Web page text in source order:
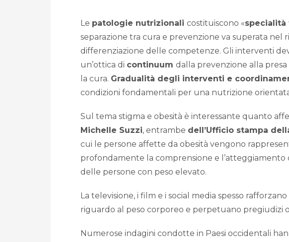
Le patologie nutrizionali costituiscono «specialità
separazione tra cura e prevenzione va superata nel
differenziazione delle competenze. Gli interventi
un’ottica di continuum dalla prevenzione alla presa
la cura. Gradualità degli interventi e
condizioni fondamentali per una nutrizione
Sul tema stigma e obesità è interessante quanto
Michelle Suzzi, entrambe dell’Ufficio stampa
cui le persone affette da obesità vengono
profondamente la comprensione e
delle persone con peso elevato.
La televisione, i film e i social media spesso
riguardo al peso corporeo e perpetuano pregiudizi
Numerose indagini condotte in Paesi occidentali